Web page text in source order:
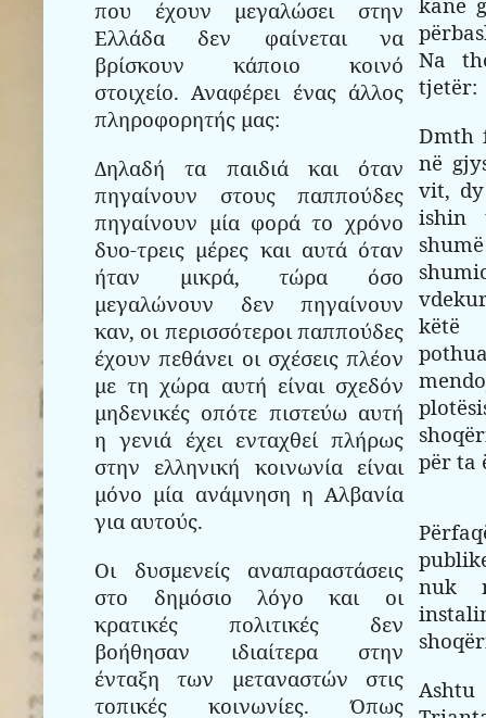
που έχουν μεγαλώσει στην
Ελλάδα δεν φαίνεται να
βρίσκουν κάποιο κοινό
στοιχείο. Αναφέρει ένας άλλος
πληροφορητής μας:
Δηλαδή τα παιδιά και όταν
πηγαίνουν στους παππούδες
πηγαίνουν μία φορά το χρόνο
δυο-τρεις μέρες και αυτά όταν
ήταν μικρά, τώρα όσο
μεγαλώνουν δεν πηγαίνουν
καν, οι περισσότεροι παππούδες
έχουν πεθάνει οι σχέσεις πλέον
με τη χώρα αυτή είναι σχεδόν
μηδενικές οπότε πιστεύω αυτή
η γενιά έχει ενταχθεί πλήρως
στην ελληνική κοινωνία είναι
μόνο μία ανάμνηση η Αλβανία
για αυτούς.
Οι δυσμενείς αναπαραστάσεις
στο δημόσιο λόγο και οι
κρατικές πολιτικές δεν
βοήθησαν ιδιαίτερα στην
ένταξη των μεταναστών στις
τοπικές κοινωνίες. Όπως
Na
tjetër:
Dmth
në
vit,
ishin
këtë
për ta
nuk